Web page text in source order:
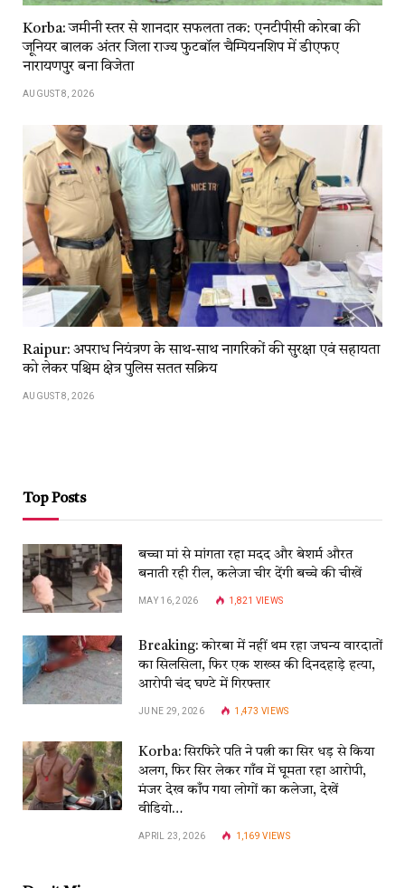
Korba: जमीनी स्तर से शानदार सफलता तक: एनटीपीसी कोरबा की
जूनियर बालक अंतर जिला राज्य फुटबॉल चैम्पियनशिप में डीएफए
नारायणपुर बना विजेता
AUGUST 8, 2026
Raipur: अपराध नियंत्रण के साथ-साथ नागरिकों की सुरक्षा एवं सहायता
को लेकर पश्चिम क्षेत्र पुलिस सतत सक्रिय
AUGUST 8, 2026
Top Posts
बच्चा मां से मांगता रहा मदद और बेशर्म औरत
बनाती रही रील, कलेजा चीर देंगी बच्चे की चीखें
MAY 16, 2026 1,821 VIEWS
Breaking: कोरबा में नहीं थम रहा जघन्य वारदातों
का सिलसिला, फिर एक शख्स की दिनदहाड़े हत्या,
आरोपी चंद घण्टे में गिरफ्तार
JUNE 29, 2026 1,473VIEWS
Korba: सिरफिरे पति ने पत्नी का सिर धड़ से किया
अलग, फिर सिर लेकर गाँव में घूमता रहा आरोपी,
मंजर देख काँप गया लोगों का कलेजा, देखें
वीडियो…
APRIL 23, 2026 1,169VIEWS